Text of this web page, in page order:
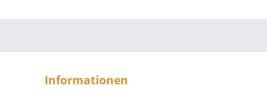
Informationen